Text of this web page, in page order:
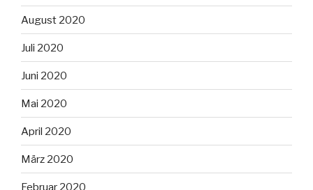
August 2020
Juli 2020
Juni 2020
Mai 2020
April 2020
März 2020
Februar 2020